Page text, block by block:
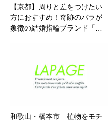
【京都】周りと差をつけたい
方におすすめ！奇跡のバラが
象徴の結婚指輪ブランド「…
和歌山・橋本市 植物をモチ